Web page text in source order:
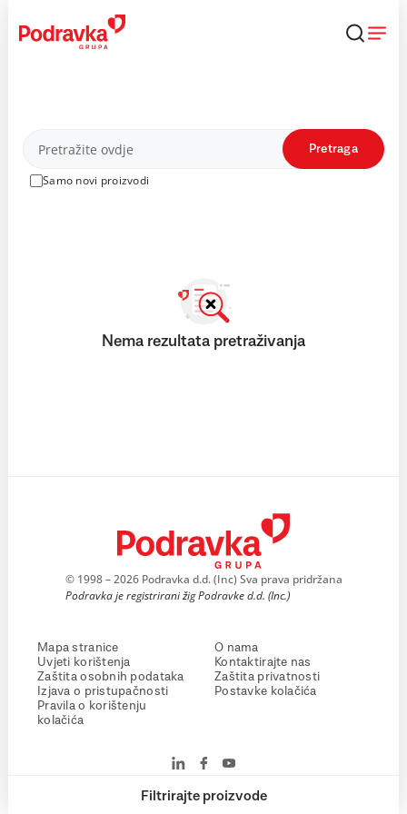
content
Proizvodi
Samo novi proizvodi
Pretraga
Filtrirajte proizvode
Nema rezultata pretraživanja
© 1998 – 2026 Podravka d.d. (Inc) Sva prava pridržana
Podravka je registrirani žig Podravke d.d. (Inc.)
Mapa stranice
Uvjeti korištenja
Zaštita osobnih podataka
Izjava o pristupačnosti
Pravila o korištenju
kolačića
O nama
Kontaktirajte nas
Zaštita privatnosti
Postavke kolačića